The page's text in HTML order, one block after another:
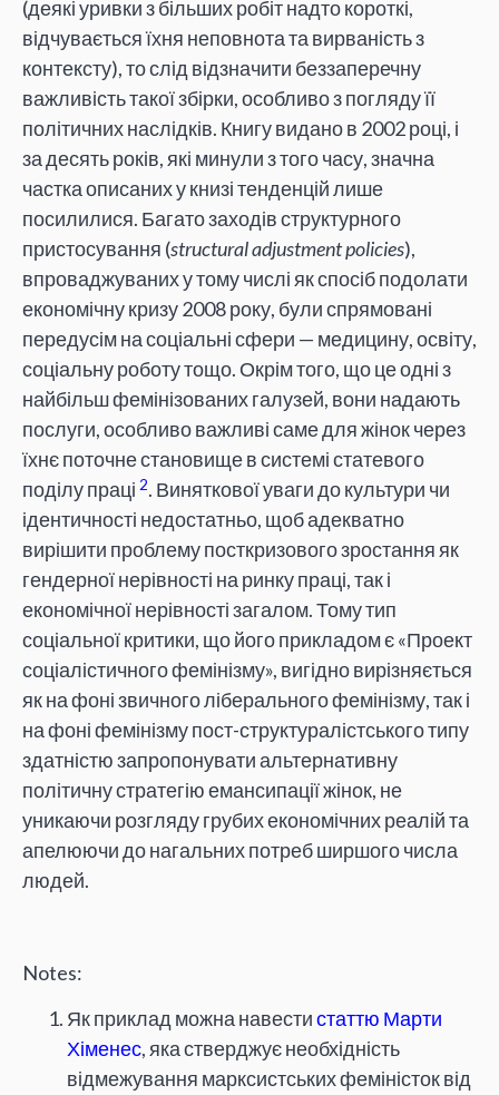
(деякі уривки з більших робіт надто короткі,
відчувається їхня неповнота та вирваність з
контексту), то слід відзначити беззаперечну
важливість такої збірки, особливо з погляду її
політичних наслідків. Книгу видано в 2002 році, і
за десять років, які минули з того часу, значна
частка описаних у книзі тенденцій лише
посилилися. Багато заходів структурного
пристосування (structural adjustment policies),
впроваджуваних у тому числі як спосіб подолати
економічну кризу 2008 року, були спрямовані
передусім на соціальні сфери — медицину, освіту,
соціальну роботу тощо. Окрім того, що це одні з
найбільш фемінізованих галузей, вони надають
послуги, особливо важливі саме для жінок через
їхнє поточне становище в системі статевого
поділу праці 2. Виняткової уваги до культури чи
ідентичності недостатньо, щоб адекватно
вирішити проблему посткризового зростання як
гендерної нерівності на ринку праці, так і
економічної нерівності загалом. Тому тип
соціальної критики, що його прикладом є «Проект
соціалістичного фемінізму», вигідно вирізняється
як на фоні звичного ліберального фемінізму, так і
на фоні фемінізму пост-структуралістського типу
здатністю запропонувати альтернативну
політичну стратегію емансипації жінок, не
уникаючи розгляду грубих економічних реалій та
апелюючи до нагальних потреб ширшого числа
людей.
Notes:
Як приклад можна навестистаттю Марти
Хіменес, яка стверджує необхідність
відмежування марксистських феміністок від